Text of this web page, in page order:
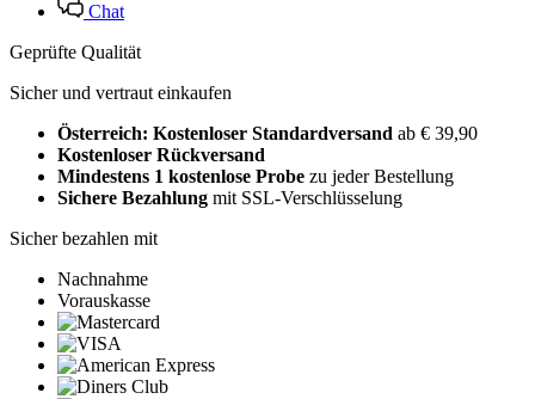
Chat
Geprüfte Qualität
Sicher und vertraut einkaufen
Österreich: Kostenloser Standardversand ab € 39,90
Kostenloser Rückversand
Mindestens 1 kostenlose Probe zu jeder Bestellung
Sichere Bezahlung mit SSL-Verschlüsselung
Sicher bezahlen mit
Nachnahme
Vorauskasse